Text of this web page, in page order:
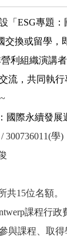
「 ESG專題：
交換或留學，
利組織演講
流，共同執行
國際永續發展
300736011(學)
共15位名額。
課程行
與課程、取